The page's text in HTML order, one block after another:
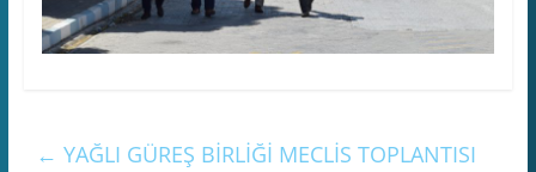
← YAĞLI GÜREŞ BİRLİĞİ MECLİS TOPLANTISI